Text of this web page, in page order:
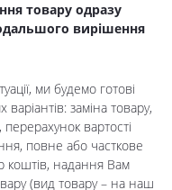
товару одразу
вирішення
ми будемо готові
заміна товару,
вартості
повне або часткове
коштів, надання Вам
(вид товару – на наш